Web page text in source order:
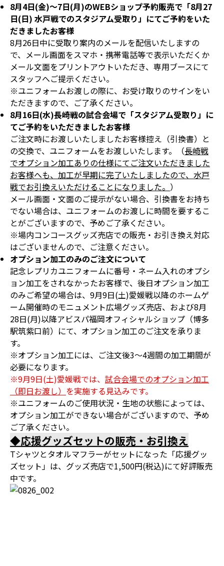
8月4日(金)～7日(月)のWEBショップ予約販売で「8月27
日(日) 水戸戦でのスタジアム受取り」にてご予約をいた
だきましたお客様
8月26日中に受取り案内のメールを配信いたしますの
で、メール画面をスマホ・携帯電話等で表示いただくか
メール文面をプリントアウトいただき、専用ブースにて
スタッフへご提示ください。
※ユニフォームお渡しの際に、お受け取りのサインをい
ただきますので、ご了承ください。
8月16日(水)長崎戦の試合会場で「スタジアム受取り」に
てご予約をいただきましたお客様
ご注文時にお渡しいたしましたお客様控え（引換書）と
の交換で、ユニフォームをお渡しいたします。（長崎戦
でオプション加工ありの仕様にてご注文いただきました
お客様へも、加工が早期に完了いたしましたので、水戸
戦でお引換えいただけることになりました。 ）
メール画面・文面のご提示がない場合、引換書をお持ち
でない場合は、ユニフォームのお渡しに時間を要するこ
とがございますので、予めご了承ください。
※場内コンコースグッズ売店での販売・お引き換え対応
はございませんので、ご注意ください。
オプション加工のみのご注文について
記念レプリカユニフォームに番号・ネーム入れのオプシ
ョン加工をされなかったお客様で、後日オプション加工
のみご希望の場合は、9月9日(土)愛媛戦以降のホームゲ
ーム開催時のモニュメント広場グッズ売店、および8月
28日(月)以降アビスパ福岡オフィシャルショップ（博多
駅筑紫口前）にて、オプション加工のご注文を承りま
す。
※オプション加工には、ご注文後3～4週間の加工期間が
必要になります。
※9月9日(土)愛媛戦では、 試合会場でのオプション加工
（即日お渡し） を実施する見込みです。
※ユニフォームのご使用状況・生地の状態によっては、
オプション加工ができない場合がございますので、予め
ご了承ください。
◆応援グッズセットの販売・お引換え
Tシャツとタオルマフラーがセットになった「応援グッ
ズセット」は、グッズ売店で1,500円(税込)にて好評販売
中です。